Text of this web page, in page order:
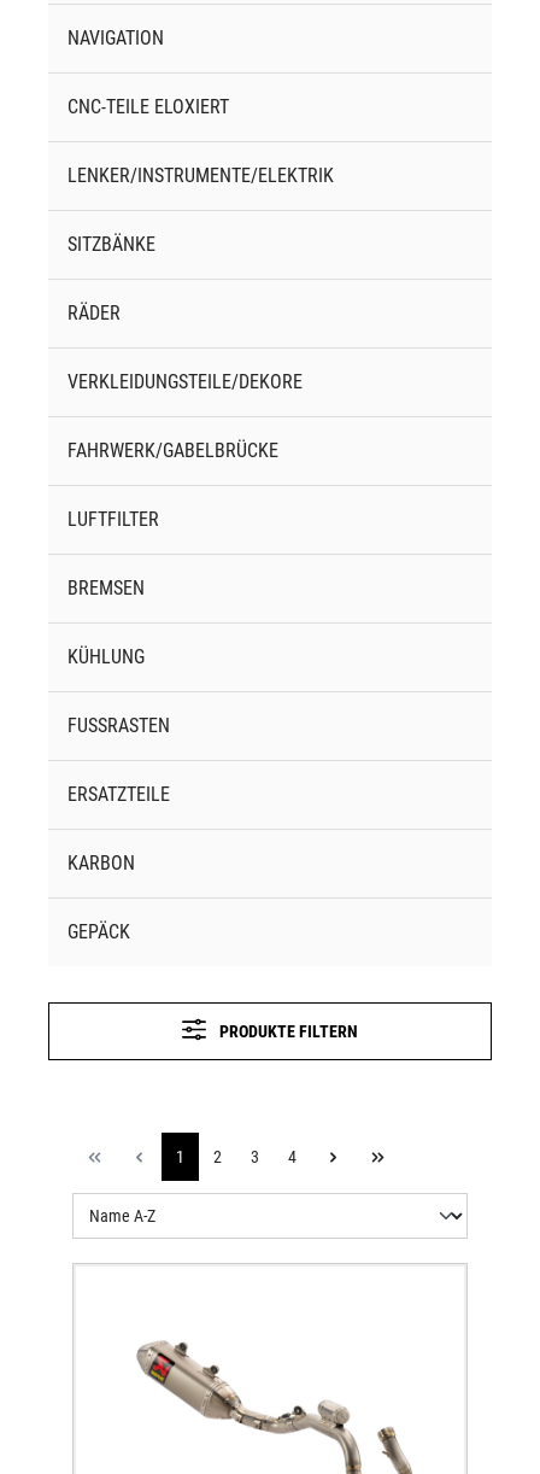
NAVIGATION
CNC-TEILE ELOXIERT
LENKER/INSTRUMENTE/ELEKTRIK
SITZBÄNKE
RÄDER
VERKLEIDUNGSTEILE/DEKORE
FAHRWERK/GABELBRÜCKE
LUFTFILTER
BREMSEN
KÜHLUNG
FUSSRASTEN
ERSATZTEILE
KARBON
GEPÄCK
PRODUKTE FILTERN
1 2 3 4